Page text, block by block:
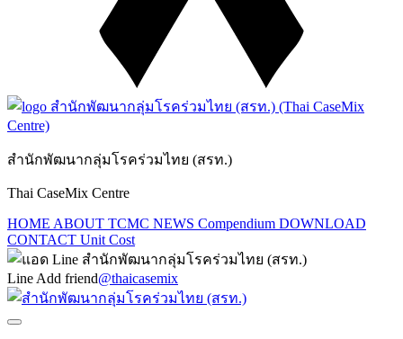
สำนักพัฒนากลุ่มโรคร่วมไทย (สรท.)
Thai CaseMix Centre
HOME ABOUT TCMC NEWS Compendium DOWNLOAD
CONTACT Unit Cost
Line Add friend@thaicasemix